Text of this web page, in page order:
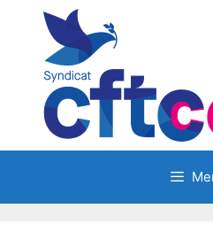
contenu